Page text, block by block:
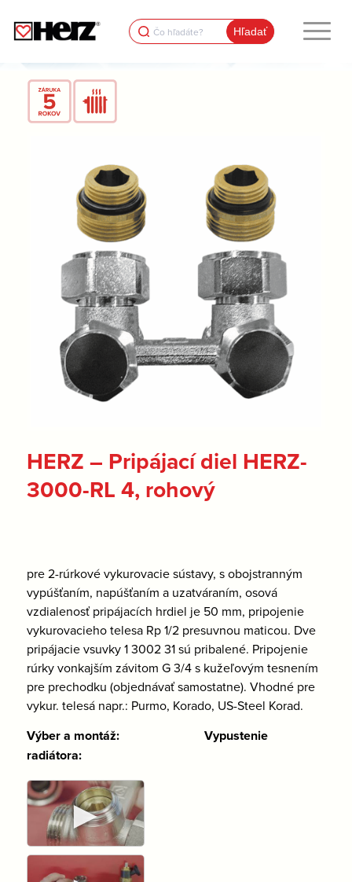
Search
for:
HERZ – Pripájací diel HERZ-
3000-RL 4, rohový
pre 2-rúrkové vykurovacie sústavy, s obojstranným
vypúšťaním, napúšťaním a uzatváraním, osová
vzdialenosť pripájacích hrdiel je 50 mm, pripojenie
vykurovacieho telesa Rp 1/2 presuvnou maticou. Dve
pripájacie vsuvky 1 3002 31 sú pribalené. Pripojenie
rúrky vonkajším závitom G 3/4 s kužeľovým tesnením
pre prechodku (objednávať samostatne). Vhodné pre
vykur. telesá napr.: Purmo, Korado, US-Steel Korad.
Výber a montáž:
Vypustenie
radiátora:
►